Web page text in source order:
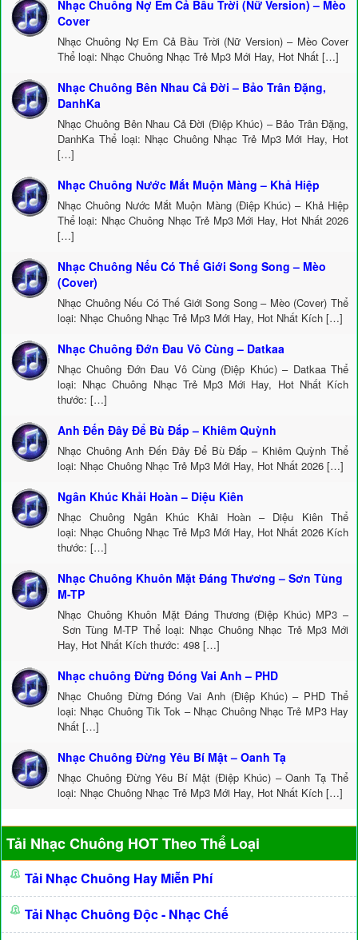
Nhạc Chuông Nợ Em Cả Bầu Trời (Nữ Version) – Mèo
Cover
Nhạc Chuông Nợ Em Cả Bầu Trời (Nữ Version) – Mèo Cover
Thể loại: Nhạc Chuông Nhạc Trẻ Mp3 Mới Hay, Hot Nhất […]
Nhạc Chuông Bên Nhau Cả Đời – Bảo Trân Đặng,
DanhKa
Nhạc Chuông Bên Nhau Cả Đời (Điệp Khúc) – Bảo Trân Đặng,
DanhKa Thể loại: Nhạc Chuông Nhạc Trẻ Mp3 Mới Hay, Hot
[…]
Nhạc Chuông Nước Mắt Muộn Màng – Khả Hiệp
Nhạc Chuông Nước Mắt Muộn Màng (Điệp Khúc) – Khả Hiệp
Thể loại: Nhạc Chuông Nhạc Trẻ Mp3 Mới Hay, Hot Nhất 2026
[…]
Nhạc Chuông Nếu Có Thế Giới Song Song – Mèo
(Cover)
Nhạc Chuông Nếu Có Thế Giới Song Song – Mèo (Cover) Thể
loại: Nhạc Chuông Nhạc Trẻ Mp3 Mới Hay, Hot Nhất Kích […]
Nhạc Chuông Đớn Đau Vô Cùng – Datkaa
Nhạc Chuông Đớn Đau Vô Cùng (Điệp Khúc) – Datkaa Thể
loại: Nhạc Chuông Nhạc Trẻ Mp3 Mới Hay, Hot Nhất Kích
thước: […]
Anh Đến Đây Để Bù Đắp – Khiêm Quỳnh
Nhạc Chuông Anh Đến Đây Để Bù Đắp – Khiêm Quỳnh Thể
loại: Nhạc Chuông Nhạc Trẻ Mp3 Mới Hay, Hot Nhất 2026 […]
Ngân Khúc Khải Hoàn – Diệu Kiên
Nhạc Chuông Ngân Khúc Khải Hoàn – Diệu Kiên Thể
loại: Nhạc Chuông Nhạc Trẻ Mp3 Mới Hay, Hot Nhất 2026 Kích
thước: […]
Nhạc Chuông Khuôn Mặt Đáng Thương – Sơn Tùng
M-TP
Nhạc Chuông Khuôn Mặt Đáng Thương (Điệp Khúc) MP3 –
Sơn Tùng M-TP Thể loại: Nhạc Chuông Nhạc Trẻ Mp3 Mới
Hay, Hot Nhất Kích thước: 498 […]
Nhạc chuông Đừng Đóng Vai Anh – PHD
Nhạc Chuông Đừng Đóng Vai Anh (Điệp Khúc) – PHD Thể
loại: Nhạc Chuông Tik Tok – Nhạc Chuông Nhạc Trẻ MP3 Hay
Nhất […]
Nhạc Chuông Đừng Yêu Bí Mật – Oanh Tạ
Nhạc Chuông Đừng Yêu Bí Mật (Điệp Khúc) – Oanh Tạ Thể
loại: Nhạc Chuông Nhạc Trẻ Mp3 Mới Hay, Hot Nhất Kích […]
Tải Nhạc Chuông HOT Theo Thể Loại
Tải Nhạc Chuông Hay Miễn Phí
Tải Nhạc Chuông Độc - Nhạc Chế